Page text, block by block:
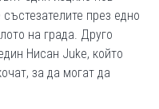
през едно
на града. Друго
Нисан Juke, който
за да могат да